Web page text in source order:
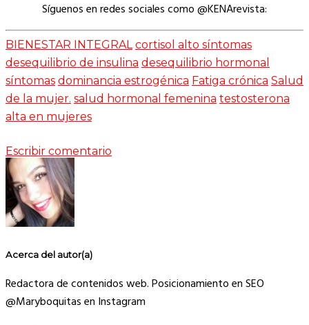
Síguenos en redes sociales como @KENArevista:
BIENESTAR INTEGRAL cortisol alto síntomas
desequilibrio de insulina desequilibrio hormonal
síntomas dominancia estrogénica Fatiga crónica Salud
de la mujer. salud hormonal femenina testosterona
alta en mujeres
Escribir comentario
Acerca del autor(a)
Redactora de contenidos web. Posicionamiento en SEO
@Maryboquitas en Instagram